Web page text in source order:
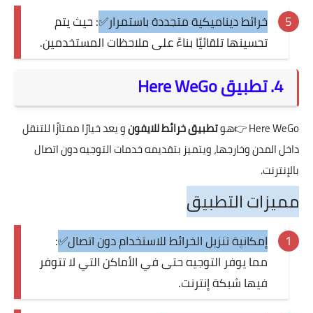
خرائط ديناميكية متجددة باستمرار✅: حيث يتم
تحسينها تلقائيًا بناءً على ملاحظات المستخدمين.
4. تطبيق Here WeGo
Here WeGo👉هوتطبيق خرائط للايفونو يعد خيارًا ممتازًا للتنقل
داخل المدن وخارجها، ويتميز بتقديمه خدمات التوجيه دون اتصال
بالإنترنت.
مميزات التطبيق
إمكانية تنزيل الخرائط للاستخدام دون اتصال✅:
مما يوفر التوجيه حتى في الأماكن التي لا تتوفر
فيها شبكة إنترنت.